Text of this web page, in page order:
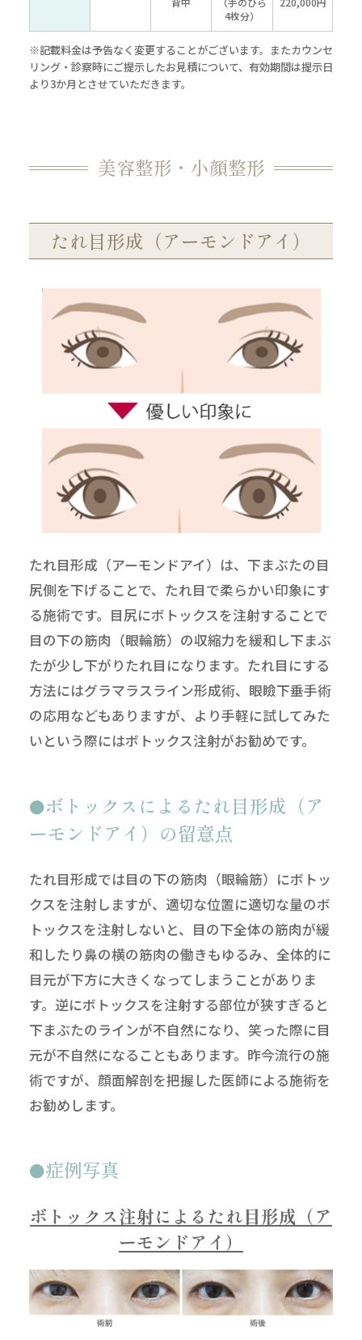
4枚分）
※記載料金は予告なく変更することがございます。またカウンセ
リング・診察時にご提示したお見積について、有効期間は提示日
より3か月とさせていただきます。
美容整形・小顔整形
たれ目形成（アーモンドアイ）
たれ目形成（アーモンドアイ）は、下まぶたの目
尻側を下げることで、たれ目で柔らかい印象にす
る施術です。目尻にボトックスを注射することで
目の下の筋肉（眼輪筋）の収縮力を緩和し下まぶ
たが少し下がりたれ目になります。たれ目にする
方法にはグラマラスライン形成術、眼瞼下垂手術
の応用などもありますが、より手軽に試してみた
いという際にはボトックス注射がお勧めです。
ボトックスによるたれ目形成（ア
ーモンドアイ）の留意点
たれ目形成では目の下の筋肉（眼輪筋）にボトッ
クスを注射しますが、適切な位置に適切な量のボ
トックスを注射しないと、目の下全体の筋肉が緩
和したり鼻の横の筋肉の働きもゆるみ、全体的に
目元が下方に大きくなってしまうことがありま
す。逆にボトックスを注射する部位が狭すぎると
下まぶたのラインが不自然になり、笑った際に目
元が不自然になることもあります。昨今流行の施
術ですが、顔面解剖を把握した医師による施術を
お勧めします。
症例写真
ボトックス注射によるたれ目形成（ア
ーモンドアイ）
無料
相談
電話
予約
LINE
予約
Web
予約